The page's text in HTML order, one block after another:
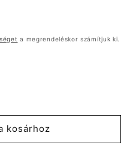
a megrendeléskor számítjuk ki.
kosárhoz